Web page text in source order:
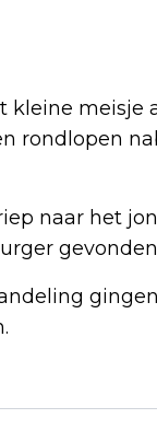
meisje
rondlopen
naar het